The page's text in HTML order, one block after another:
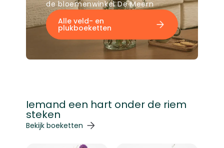
de bloemenwinkel De Meern
Alle veld- en
plukboeketten
Iemand een hart onder de riem
steken
Navigeren door de elementen van de carrousel is
Druk om carrousel over te slaan
Bekijk boeketten